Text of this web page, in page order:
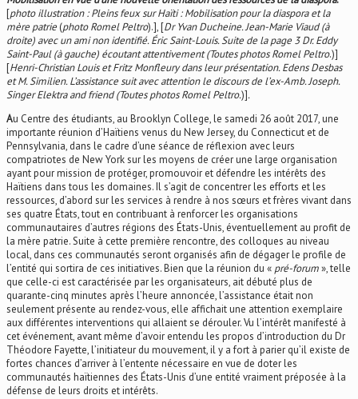
[photo illustration : Pleins feux sur Haïti : Mobilisation pour la diaspora et la
mère patrie (photo Romel Peltro).], [Dr Yvan Ducheine. Jean-Marie Viaud (à
droite) avec un ami non identifié. Éric Saint-Louis. Suite de la page 3 Dr. Eddy
Saint-Paul (à gauche) écoutant attentivement (Toutes photos Romel Peltro.)]
[Henri-Christian Louis et Fritz Monfleury dans leur présentation. Edens Desbas
et M. Similien. L’assistance suit avec attention le discours de l’ex-Amb. Joseph.
Singer Elektra and friend (Toutes photos Romel Peltro.)].
Au Centre des étudiants, au Brooklyn College, le samedi 26 août 2017, une
importante réunion d’Haïtiens venus du New Jersey, du Connecticut et de
Pennsylvania, dans le cadre d’une séance de réflexion avec leurs
compatriotes de New York sur les moyens de créer une large organisation
ayant pour mission de protéger, promouvoir et défendre les intérêts des
Haïtiens dans tous les domaines. Il s’agit de concentrer les efforts et les
ressources, d’abord sur les services à rendre à nos sœurs et frères vivant dans
ses quatre États, tout en contribuant à renforcer les organisations
communautaires d’autres régions des États-Unis, éventuellement au profit de
la mère patrie. Suite à cette première rencontre, des colloques au niveau
local, dans ces communautés seront organisés afin de dégager le profile de
l’entité qui sortira de ces initiatives. Bien que la réunion du « pré-forum», telle
que celle-ci est caractérisée par les organisateurs, ait débuté plus de
quarante-cinq minutes après l’heure annoncée, l’assistance était non
seulement présente au rendez-vous, elle affichait une attention exemplaire
aux différentes interventions qui allaient se dérouler. Vu l’intérêt manifesté à
cet événement, avant même d’avoir entendu les propos d’introduction du Dr
Théodore Fayette, l’initiateur du mouvement, il y a fort à parier qu’il existe de
fortes chances d’arriver à l’entente nécessaire en vue de doter les
communautés haïtiennes des États-Unis d’une entité vraiment préposée à la
défense de leurs droits et intérêts.